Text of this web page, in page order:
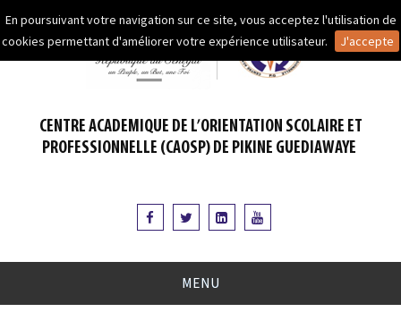
En poursuivant votre navigation sur ce site, vous acceptez l'utilisation de
cookies permettant d'améliorer votre expérience utilisateur.
J'accepte
CENTRE ACADEMIQUE DE L’ORIENTATION SCOLAIRE ET
PROFESSIONNELLE (CAOSP) DE PIKINE GUEDIAWAYE
MENU